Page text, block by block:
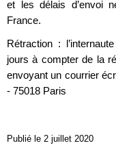
et les délais d’envoi
France.
Rétraction :
jours à compter de la
envoyant un courrier
- 75018 Paris
Publié le 2 juillet 2020